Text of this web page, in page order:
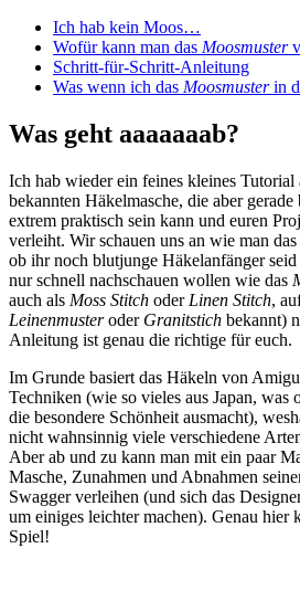
Ich hab kein Moos…
Wofür kann man das Moosmuster
Schritt-für-Schritt-Anleitung
Was wenn ich das Moosmusterin
Was geht aaaaaaab?
Ich hab wieder ein feines kleines
bekannten Häkelmasche, die aber
extrem praktisch sein kann und euren
verleiht. Wir schauen uns an wie man das
ob ihr noch blutjunge Häkelanfänger
nur schnell nachschauen wollen wie das
auch als Moss Stitch oder Linen Stitch,
Leinenmusteroder Granitstich bekannt)
Anleitung ist genau die richtige für euch.
Im Grunde basiert das Häkeln von
Techniken (wie so vieles aus Japan, was
die besondere Schönheit ausmacht),
nicht wahnsinnig viele verschiedene
Aber ab und zu kann man mit ein paar
Masche, Zunahmen und Abnahmen
Swagger verleihen (und sich das
um einiges leichter machen). Genau hier
Spiel!